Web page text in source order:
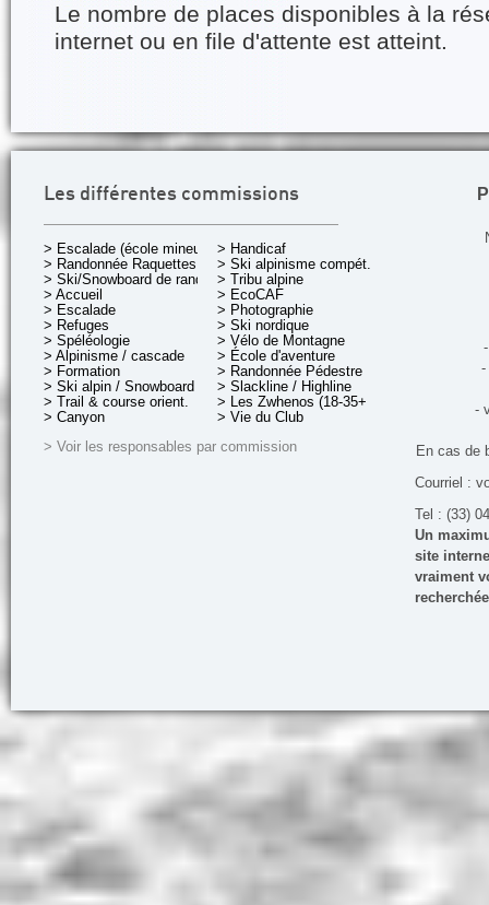
Le nombre de places disponibles à la
internet ou en file d'attente est atteint.
Les différentes commissions
> Escalade (école mineurs)
> Randonnée Raquettes
> Ski/Snowboard de rando.
> Accueil
> Escalade
> Refuges
> Spéléologie
> Alpinisme / cascade
> Formation
> Ski alpin / Snowboard
> Trail & course orient.
> Canyon
> Handicaf
> Ski alpinisme compét.
> Tribu alpine
> EcoCAF
> Photographie
> Ski nordique
> Vélo de Montagne
> École d'aventure
> Randonnée Pédestre
> Slackline / Highline
> Les Zwhenos (18-35+ ans)
> Vie du Club
> Voir les responsables par commission
-
-
En cas de
Courriel :
Tel : (33)
Un
site
vraiment